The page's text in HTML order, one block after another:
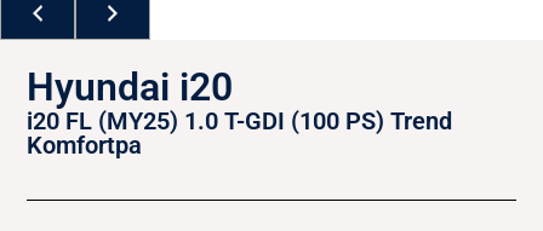
Hyundai i20
i20 FL (MY25) 1.0 T-GDI (100 PS) Trend
Komfortpa